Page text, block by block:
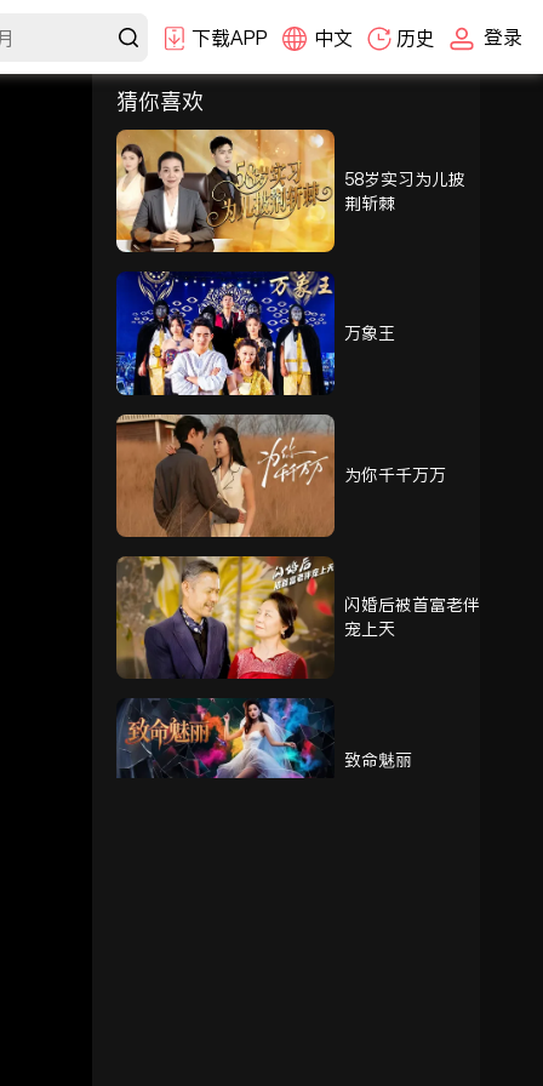
下载APP 中文 历史 登录
选集
1-30
31-60 61-80
61 62 63
64 65 66
67 68 69
70 71 72
73 74 75
76 77 78
79 80
猜你喜欢
58岁实习为儿披
荆斩棘
万象王
为你千千万万
闪婚后被首富老伴
宠上天
致命魅丽